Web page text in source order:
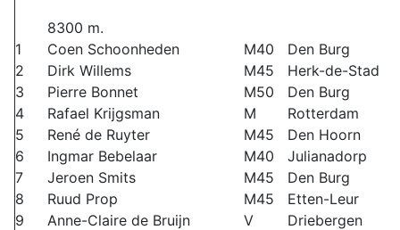
8300 m.
1
Coen Schoonheden M40
Den Burg
2
Dirk Willems M45
Herk-de-Stad
3
Pierre Bonnet M50
Den Burg
4
Rafael Krijgsman M
Rotterdam
5
René de Ruyter M45
Den Hoorn
6
Ingmar Bebelaar M40
Julianadorp
7
Jeroen Smits M45
Den Burg
8
Ruud Prop M45
Etten-Leur
9
Anne-Claire de Bruijn V
Driebergen